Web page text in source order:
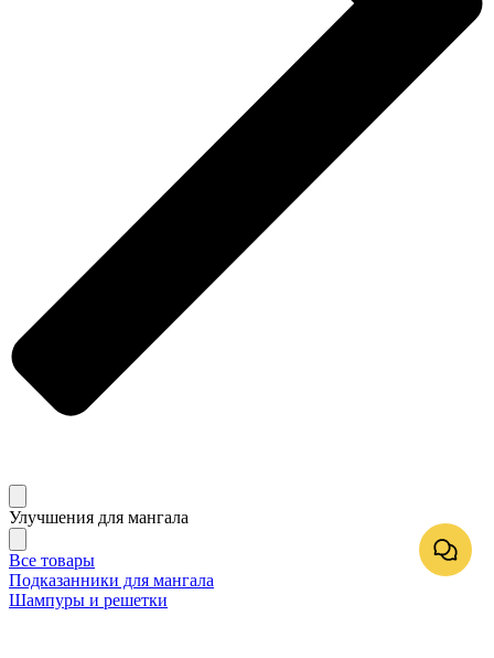
Улучшения для мангала
Все товары
Подказанники для мангала
Шампуры и решетки